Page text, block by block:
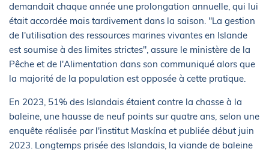
demandait chaque année une prolongation annuelle, qui lui
était accordée mais tardivement dans la saison. "La gestion
de l'utilisation des ressources marines vivantes en Islande
est soumise à des limites strictes", assure le ministère de la
Pêche et de l'Alimentation dans son communiqué alors que
la majorité de la population est opposée à cette pratique.
En 2023, 51% des Islandais étaient contre la chasse à la
baleine, une hausse de neuf points sur quatre ans, selon une
enquête réalisée par l'institut Maskína et publiée début juin
2023. Longtemps prisée des Islandais, la viande de baleine